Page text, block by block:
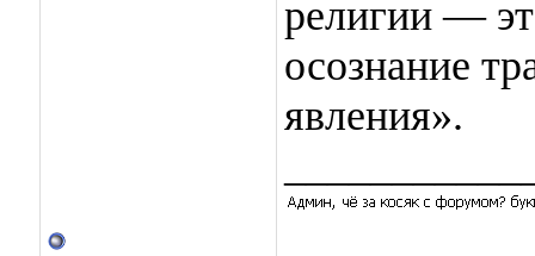
религии —
осознание
явления».